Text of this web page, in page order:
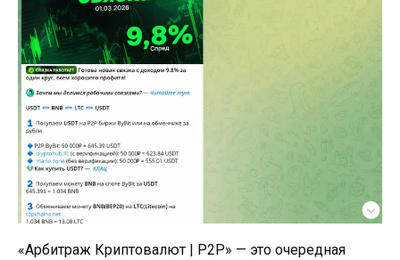
«Арбитраж Криптовалют | P2P» — это очередная